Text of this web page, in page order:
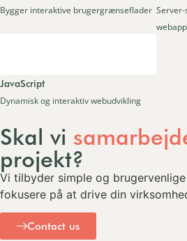
Bygger interaktive brugergrænseflader
JavaScript
Dynamisk og interaktiv webudvikling
Skal vi
projekt?
Vi tilbyder simple og
fokusere på at drive din
Contact us